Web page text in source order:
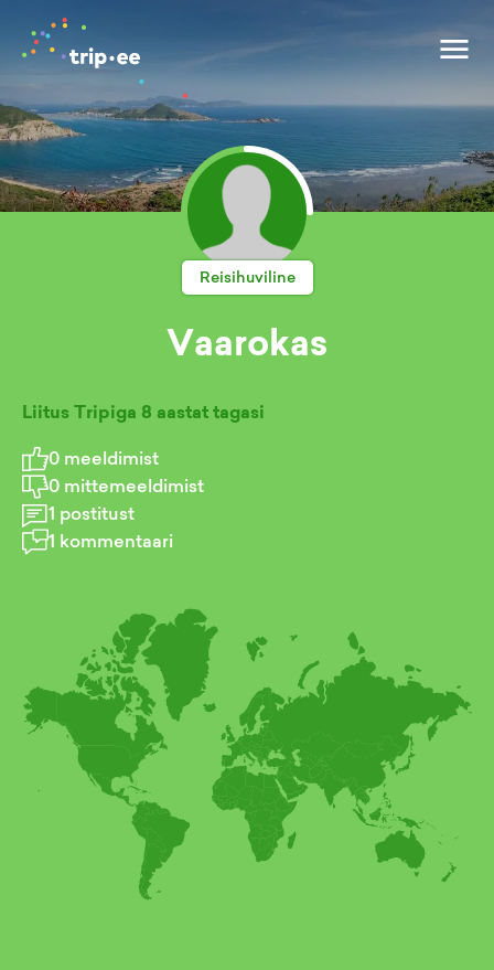
Reisihuviline
Vaarokas
Liitus Tripiga 8 aastat tagasi
0 meeldimist
0 mittemeeldimist
1 postitust
1 kommentaari